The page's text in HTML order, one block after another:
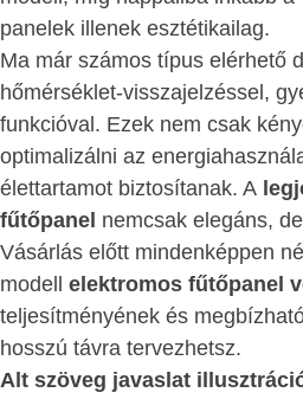
panelek illenek esztétikailag.
Ma már számos típus elérhető
hőmérséklet-visszajelzéssel,
funkcióval. Ezek nem csak
optimalizálni az
élettartamot biztosítanak. A
fűtőpanel nemcsak elegáns,
Vásárlás előtt mindenképpen
modell elektromos fűtőpanel
teljesítményének és
hosszú távra tervezhetsz.
Alt szöveg javaslat